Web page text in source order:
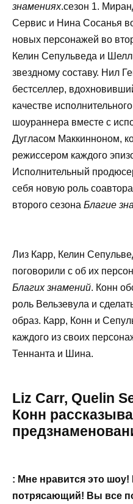
знамениях.сезон 1.
Сервис и Нина Сосанья
новых персонажей во
Келин Сепульведа и
звездному составу. Нил
бестселлер,
качестве
шоураннера вместе с
Дугласом Маккинноном,
режиссером каждого
Исполнительный
себя новую роль
второго сезона Благие
Лиз Карр, Келин
поговорили с об их
Благих знамений. Конн
роль Вельзевула и
образ. Карр, Конн и
каждого из своих
Теннанта и Шина.
Liz Carr, Quelin
Конн
: Мне нравится это шоу!
потрясающий! Вы все